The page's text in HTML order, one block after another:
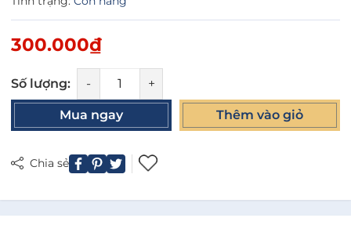
300.000₫
Số lượng: - +
Mua ngay Thêm vào giỏ
Chia sẻ